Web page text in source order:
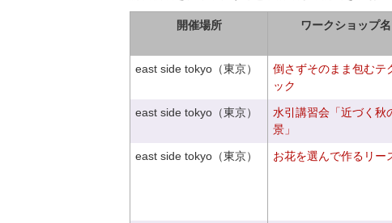
開催場所 ワークショップ名
east side tokyo（東京）
倒さずそのまま包むテ
ック
east side tokyo（東京）
水引講習会「近づく秋
景」
east side tokyo（東京） お花を選んで作るリー